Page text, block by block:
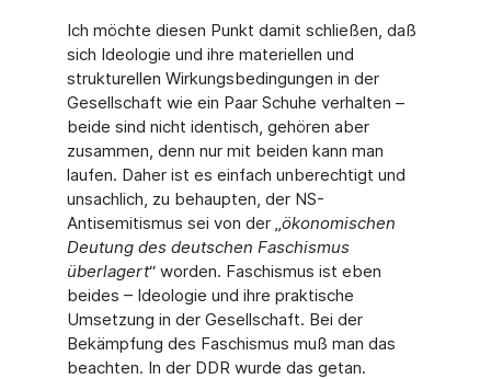
Ich möchte diesen Punkt damit schließen, daß
sich Ideologie und ihre materiellen und
strukturellen Wirkungsbedingungen in der
Gesellschaft wie ein Paar Schuhe verhalten –
beide sind nicht identisch, gehören aber
zusammen, denn nur mit beiden kann man
laufen. Daher ist es einfach unberechtigt und
unsachlich, zu behaupten, der NS-
Antisemitismus sei von der „ökonomischen
Deutung des deutschen Faschismus
überlagert“ worden. Faschismus ist eben
beides – Ideologie und ihre praktische
Umsetzung in der Gesellschaft. Bei der
Bekämpfung des Faschismus muß man das
beachten. In der DDR wurde das getan.